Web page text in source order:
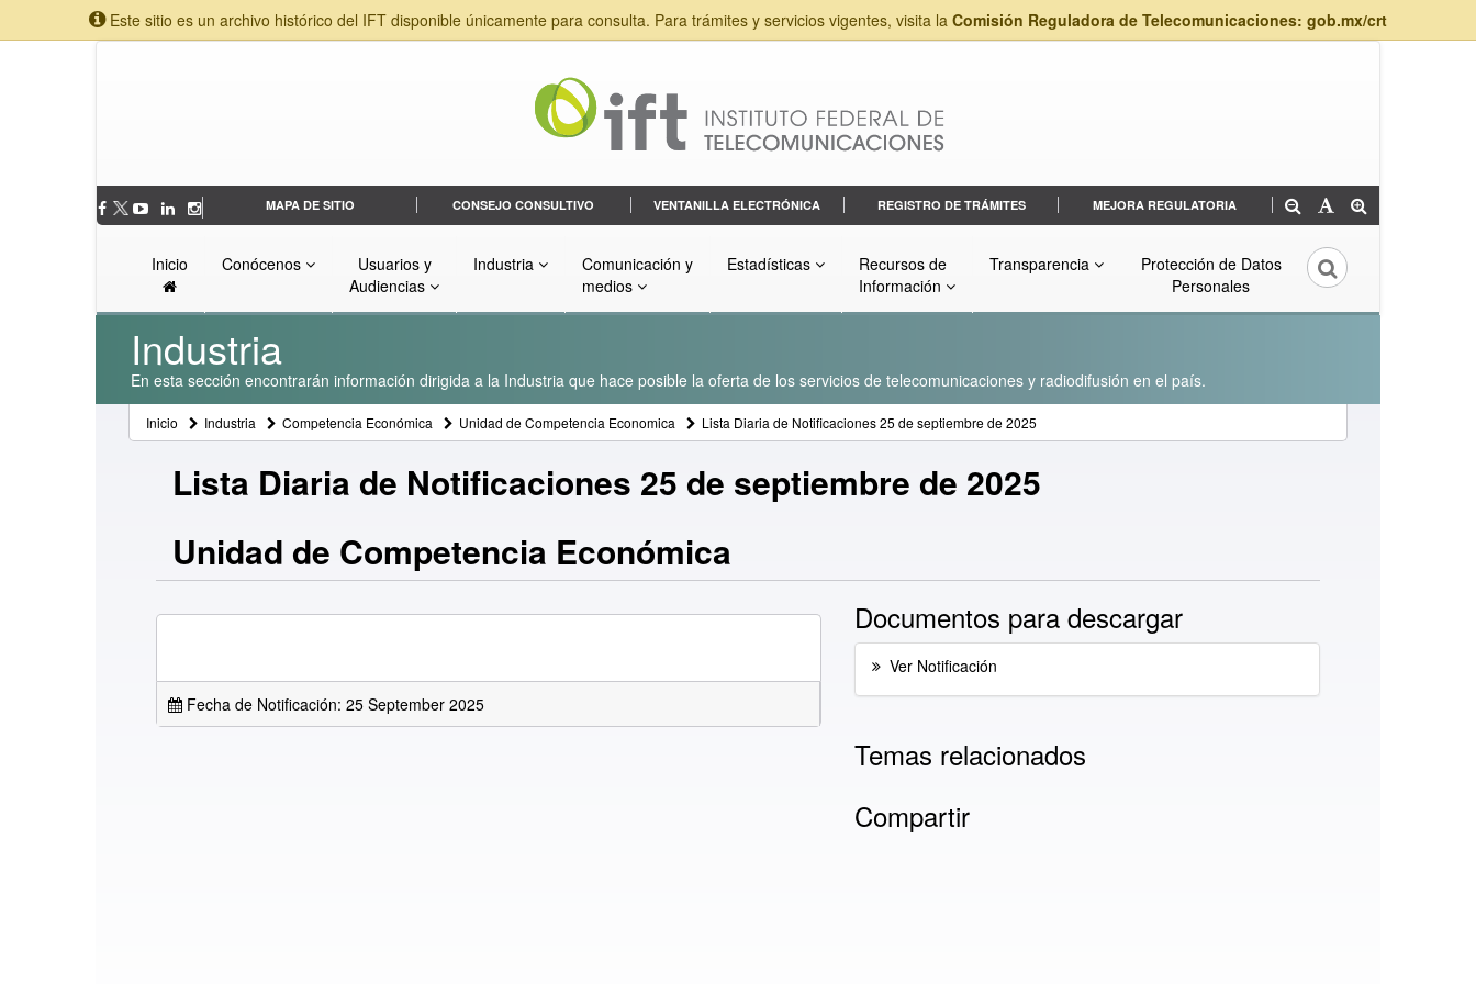
Este sitio es un archivo histórico del IFT disponible únicamente para consulta. Para trámites y servicios vigentes, visita la Comisión Reguladora de Telecomunicaciones: gob.mx/crt
MAPA DE SITIO CONSEJO CONSULTIVO VENTANILLA ELECTRÓNICA REGISTRO DE TRÁMITES MEJORA REGULATORIA
Inicio Conócenos
Usuarios y
Audiencias
Industria
Comunicación y
medios
Estadísticas
Recursos de
Información
Transparencia
Protección de Datos
Personales
Industria
En esta sección encontrarán información dirigida a la Industria que hace posible la oferta de los servicios de telecomunicaciones y radiodifusión en el país.
Inicio Industria Competencia Económica Unidad de Competencia Economica Lista Diaria de Notificaciones 25 de septiembre de 2025
Lista Diaria de Notificaciones 25 de septiembre de 2025
Unidad de Competencia Económica
Fecha de Notificación: 25 September 2025
Documentos para descargar
Ver Notificación
Temas relacionados
Compartir